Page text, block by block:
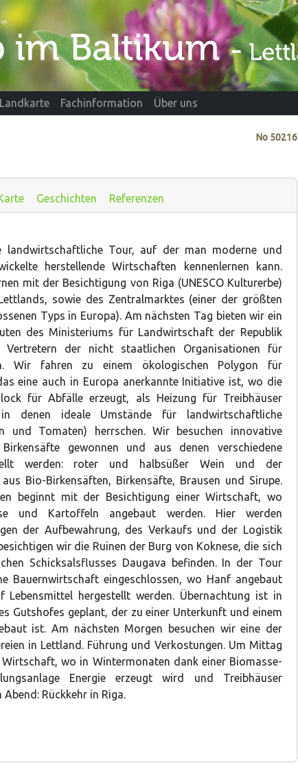
Landkarte Fachinformation Über uns
No 50216
Geschichten Referenzen
landwirtschaftliche Tour, auf der man moderne und
herstellende Wirtschaften kennenlernen kann.
mit der Besichtigung von Riga (UNESCO Kulturerbe)
sowie des Zentralmarktes (einer der größten
Typs in Europa). Am nächsten Tag bieten wir ein
des Ministeriums für Landwirtschaft der Republik
der nicht staatlichen Organisationen für
Wir fahren zu einem ökologischen Polygon für
eine auch in Europa anerkannte Initiative ist, wo die
für Abfälle erzeugt, als Heizung für Treibhäuser
denen ideale Umstände für landwirtschaftliche
und Tomaten) herrschen. Wir besuchen innovative
gewonnen und aus denen verschiedene
werden: roter und halbsüßer Wein und der
Bio-Birkensäften, Birkensäfte, Brausen und Sirupe.
beginnt mit der Besichtigung einer Wirtschaft, wo
und Kartoffeln angebaut werden. Hier werden
der Aufbewahrung, des Verkaufs und der Logistik
wir die Ruinen der Burg von Koknese, die sich
Schicksalsflusses Daugava befinden. In der Tour
Bauernwirtschaft eingeschlossen, wo Hanf angebaut
Lebensmittel hergestellt werden. Übernachtung ist in
Gutshofes geplant, der zu einer Unterkunft und einem
ist. Am nächsten Morgen besuchen wir eine der
in Lettland. Führung und Verkostungen. Um Mittag
wo in Wintermonaten dank einer Biomasse-
Energie erzeugt wird und Treibhäuser
Rückkehr in Riga.